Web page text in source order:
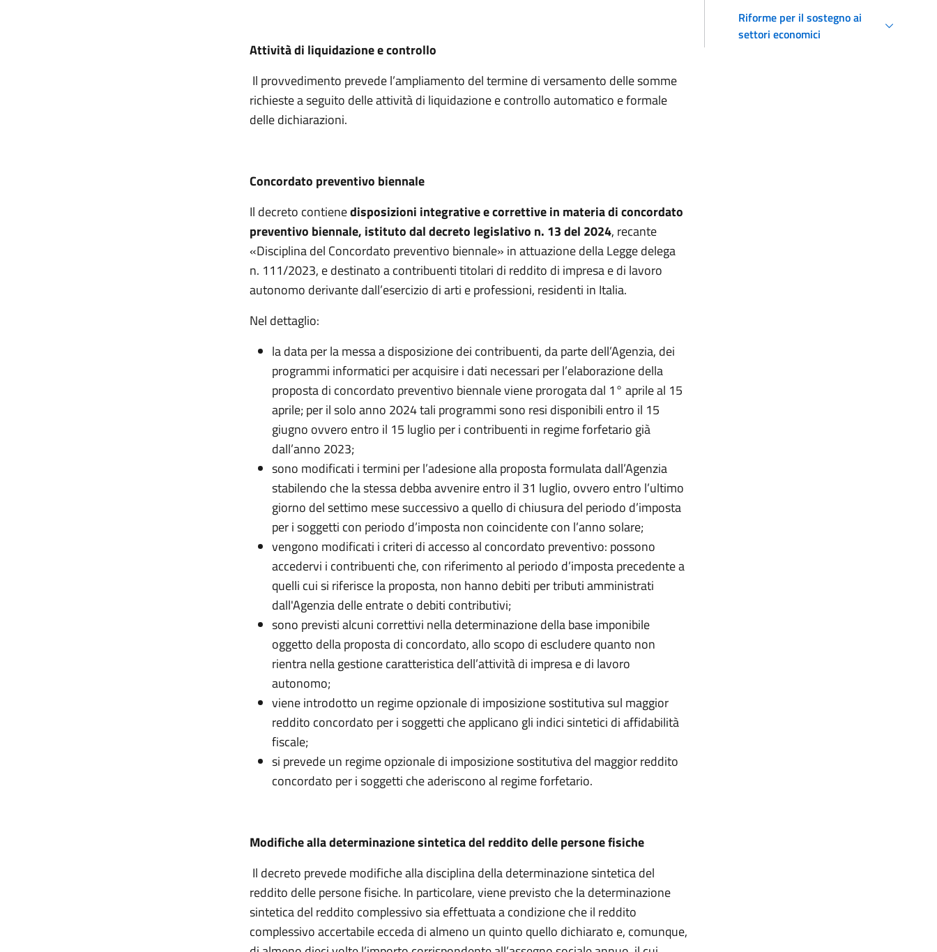
Attività di liquidazione e controllo
Il provvedimento prevede l’ampliamento del termine di versamento delle somme
richieste a seguito delle attività di liquidazione e controllo automatico e formale
delle dichiarazioni.
Concordato preventivo biennale
Il decreto contienedisposizioni integrative e correttive in materia di concordato
preventivo biennale, istituto dal decreto legislativo n. 13 del 2024, recante
«Disciplina del Concordato preventivo biennale» in attuazione della Legge delega
n. 111/2023, e destinato a contribuenti titolari di reddito di impresa e di lavoro
autonomo derivante dall’esercizio di arti e professioni, residenti in Italia.
Nel dettaglio:
la data per la messa a disposizione dei contribuenti, da parte dell’Agenzia, dei
programmi informatici per acquisire i dati necessari per l’elaborazione della
proposta di concordato preventivo biennale viene prorogata dal 1° aprile al 15
aprile; per il solo anno 2024 tali programmi sono resi disponibili entro il 15
giugno ovvero entro il 15 luglio per i contribuenti in regime forfetario già
dall’anno 2023;
sono modificati i termini per l’adesione alla proposta formulata dall’Agenzia
stabilendo che la stessa debba avvenire entro il 31 luglio, ovvero entro l’ultimo
giorno del settimo mese successivo a quello di chiusura del periodo d’imposta
per i soggetti con periodo d’imposta non coincidente con l’anno solare;
vengono modificati i criteri di accesso al concordato preventivo: possono
accedervi i contribuenti che, con riferimento al periodo d’imposta precedente a
quelli cui si riferisce la proposta, non hanno debiti per tributi amministrati
dall'Agenzia delle entrate o debiti contributivi;
sono previsti alcuni correttivi nella determinazione della base imponibile
oggetto della proposta di concordato, allo scopo di escludere quanto non
rientra nella gestione caratteristica dell’attività di impresa e di lavoro
autonomo;
viene introdotto un regime opzionale di imposizione sostitutiva sul maggior
reddito concordato per i soggetti che applicano gli indici sintetici di affidabilità
fiscale;
si prevede un regime opzionale di imposizione sostitutiva del maggior reddito
concordato per i soggetti che aderiscono al regime forfetario.
Modifiche alla determinazione sintetica del reddito delle persone fisiche
Il decreto prevede modifiche alla disciplina della determinazione sintetica del
reddito delle persone fisiche. In particolare, viene previsto che la determinazione
sintetica del reddito complessivo sia effettuata a condizione che il reddito
complessivo accertabile ecceda di almeno un quinto quello dichiarato e, comunque,
Riforme per il sostegno ai
settori economici